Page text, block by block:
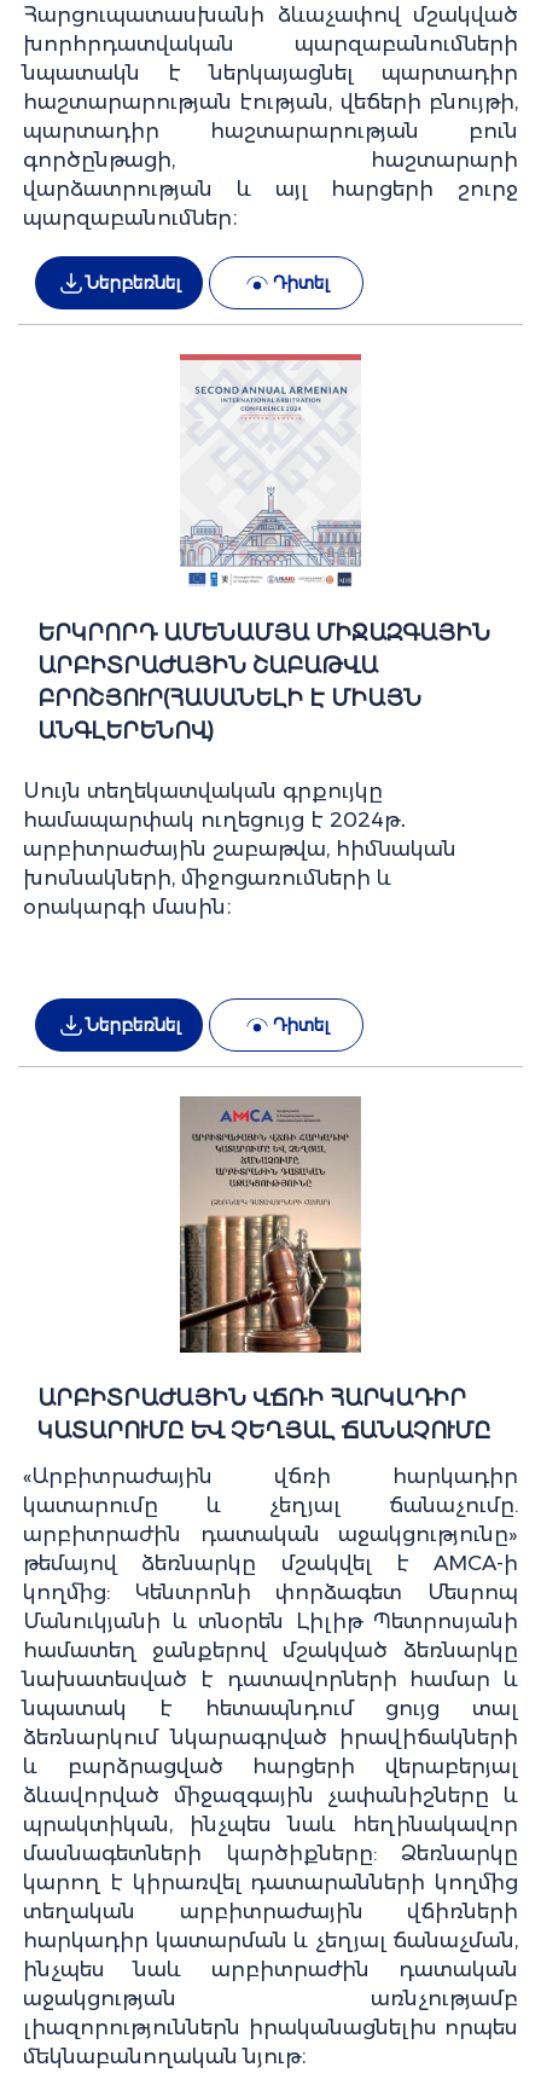
Հարցուպատասխանի ձևաչափով մշակված
խորհրդատվական պարզաբանումների
նպատակն է ներկայացնել պարտադիր
հաշտարարության էության, վեճերի բնույթի,
պարտադիր հաշտարարության բուն
գործընթացի, հաշտարարի
վարձատրության և այլ հարցերի շուրջ
պարզաբանումներ։
Ներբեռնել Դիտել
ԵՐԿՐՈՐԴ ԱՄԵՆԱՄՅԱ ՄԻՋԱԶԳԱՅԻՆ
ԱՐԲԻՏՐԱԺԱՅԻՆ ՇԱԲԱԹՎԱ
ԲՐՈՇՅՈՒՐ(ՀԱՍԱՆԵԼԻ Է ՄԻԱՅՆ
ԱՆԳԼԵՐԵՆՈՎ)
Սույն տեղեկատվական գրքույկը
համապարփակ ուղեցույց է 2024թ․
արբիտրաժային շաբաթվա, հիմնական
խոսնակների, միջոցառումների և
օրակարգի մասին։
Ներբեռնել Դիտել
ԱՐԲԻՏՐԱԺԱՅԻՆ ՎՃՌԻ ՀԱՐԿԱԴԻՐ
ԿԱՏԱՐՈՒՄԸ ԵՎ ՉԵՂՅԱԼ ՃԱՆԱՉՈՒՄԸ
«Արբիտրաժային վճռի հարկադիր
կատարումը և չեղյալ ճանաչումը.
արբիտրաժին դատական աջակցությունը»
թեմայով ձեռնարկը մշակվել է AMCA-ի
կողմից: Կենտրոնի փորձագետ Մեսրոպ
Մանուկյանի և տնօրեն Լիլիթ Պետրոսյանի
համատեղ ջանքերով մշակված ձեռնարկը
նախատեսված է դատավորների համար և
նպատակ է հետապնդում ցույց տալ
ձեռնարկում նկարագրված իրավիճակների
և բարձրացված հարցերի վերաբերյալ
ձևավորված միջազգային չափանիշները և
պրակտիկան, ինչպես նաև հեղինակավոր
մասնագետների կարծիքները: Ձեռնարկը
կարող է կիրառվել դատարանների կողմից
տեղական արբիտրաժային վճիռների
հարկադիր կատարման և չեղյալ ճանաչման,
ինչպես նաև արբիտրաժին դատական
աջակցության առնչությամբ
լիազորություններն իրականացնելիս որպես
մեկնաբանողական նյութ։